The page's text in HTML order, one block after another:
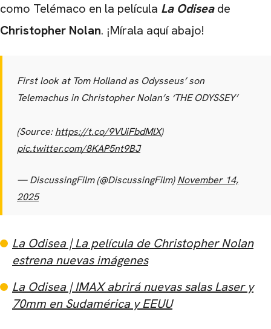
como Telémaco en la película La Odiseade
Christopher Nolan. ¡Mírala aquí abajo!
First look at Tom Holland as Odysseus’ son
Telemachus in Christopher Nolan’s ‘THE ODYSSEY’
(Source:https://t.co/9VUiFbdMlX)
pic.twitter.com/8KAP5nt9BJ
— DiscussingFilm (@DiscussingFilm)November 14,
2025
La Odisea | La película de Christopher Nolan
estrena nuevas imágenes
La Odisea | IMAX abrirá nuevas salas Laser y
70mm en Sudamérica y EEUU